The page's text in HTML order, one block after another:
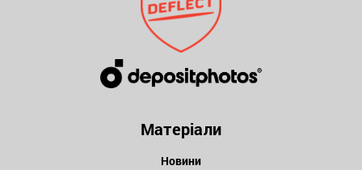
Матеріали
Новини